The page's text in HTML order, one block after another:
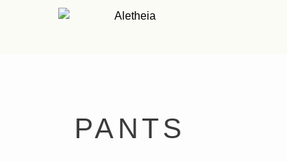
PANTS